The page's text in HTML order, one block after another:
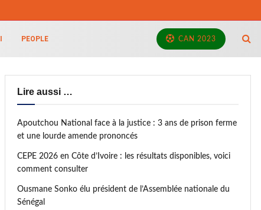
PEOPLE CAN 2023
Lire aussi …
Apoutchou National face à la justice : 3 ans de prison ferme
et une lourde amende prononcés
CEPE 2026 en Côte d’Ivoire : les résultats disponibles, voici
comment consulter
Ousmane Sonko élu président de l’Assemblée nationale du
Sénégal